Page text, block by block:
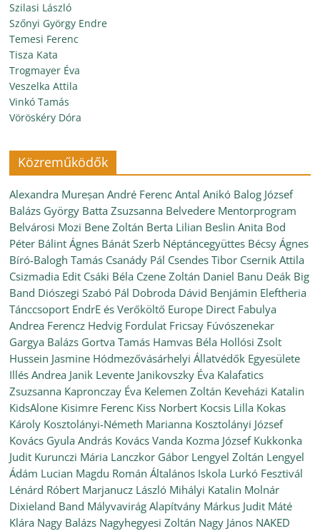
Szilasi László
Szőnyi György Endre
Temesi Ferenc
Tisza Kata
Trogmayer Éva
Veszelka Attila
Vinkó Tamás
Vöröskéry Dóra
Közreműködők
Alexandra Mureșan André Ferenc Antal Anikó Balog József
Balázs György Batta Zsuzsanna Belvedere Mentorprogram
Belvárosi Mozi Bene Zoltán Berta Lilian Beslin Anita Bod
Péter Bálint Ágnes Bánát Szerb Néptáncegyüttes Bécsy Ágnes
Bíró-Balogh Tamás Csanády Pál Csendes Tibor Csernik Attila
Csizmadia Edit Csáki Béla Czene Zoltán Daniel Banu Deák Big
Band Diószegi Szabó Pál Dobroda Dávid Benjámin Eleftheria
Tánccsoport EndrE és Verőköltő Europe Direct Fabulya
Andrea Ferencz Hedvig Fordulat Fricsay Fúvószenekar
Gargya Balázs Gortva Tamás Hamvas Béla Hollósi Zsolt
Hussein Jasmine Hódmezővásárhelyi Állatvédők Egyesülete
Illés Andrea Janik Levente Janikovszky Éva Kalafatics
Zsuzsanna Kapronczay Éva Kelemen Zoltán Keveházi Katalin
KidsAlone Kisimre Ferenc Kiss Norbert Kocsis Lilla Kokas
Károly Kosztolányi-Németh Marianna Kosztolányi József
Kovács Gyula András Kovács Vanda Kozma József Kukkonka
Judit Kurunczi Mária Lanczkor Gábor Lengyel Zoltán Lengyel
Ádám Lucian Magdu Román Általános Iskola Lurkó Fesztivál
Lénárd Róbert Marjanucz László Mihályi Katalin Molnár
Dixieland Band Mályvavirág Alapítvány Márkus Judit Máté
Klára Nagy Balázs Nagyhegyesi Zoltán Nagy János NAKED